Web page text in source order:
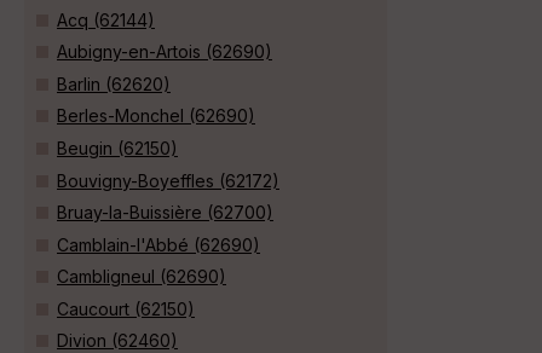
Acq (62144)
Aubigny-en-Artois (62690)
Barlin (62620)
Berles-Monchel (62690)
Beugin (62150)
Bouvigny-Boyeffles (62172)
Bruay-la-Buissière (62700)
Camblain-l'Abbé (62690)
Cambligneul (62690)
Caucourt (62150)
Divion (62460)